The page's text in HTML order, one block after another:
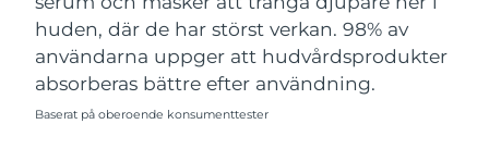
huden, där de har störst verkan. 98% av
användarna uppger att hudvårdsprodukter
absorberas bättre efter användning.
Baserat på oberoende konsumenttester